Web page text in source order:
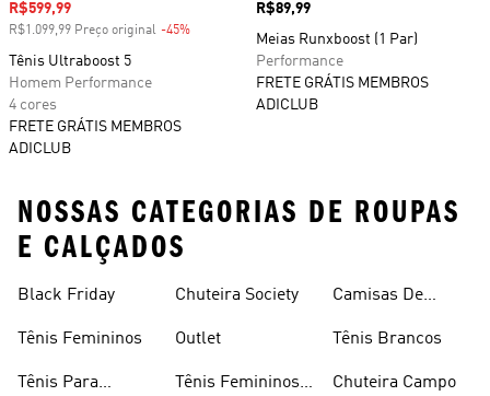
Preço com desconto
R$599,99
R$1.099,99 Preço original -45%
Tênis Ultraboost 5
Homem Performance
4 cores
FRETE GRÁTIS MEMBROS
ADICLUB
Preço
R$89,99
Meias Runxboost (1 Par)
Performance
FRETE GRÁTIS MEMBROS
ADICLUB
NOSSAS CATEGORIAS DE ROUPAS
E CALÇADOS
Black Friday
Tênis Femininos
Tênis Para
Chuteira Society
Outlet
Tênis Femininos
Camisas De
Tênis Brancos
Chuteira Campo